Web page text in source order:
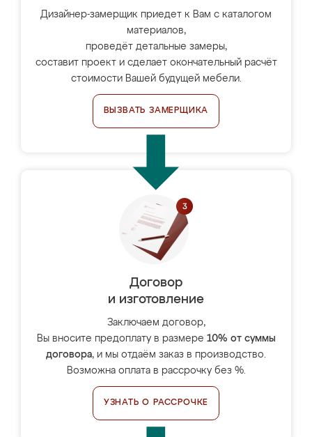
Дизайнер-замерщик приедет к Вам с каталогом
материалов,
проведёт детальные замеры,
составит проект и сделает окончательный расчёт
стоимости Вашей будущей мебели.
ВЫЗВАТЬ ЗАМЕРЩИКА
Договор
и изготовление
Заключаем договор,
Вы вносите предоплату в размере 10% от суммы
договора, и мы отдаём заказ в производство.
Возможна оплата в рассрочку без %.
УЗНАТЬ О РАССРОЧКЕ